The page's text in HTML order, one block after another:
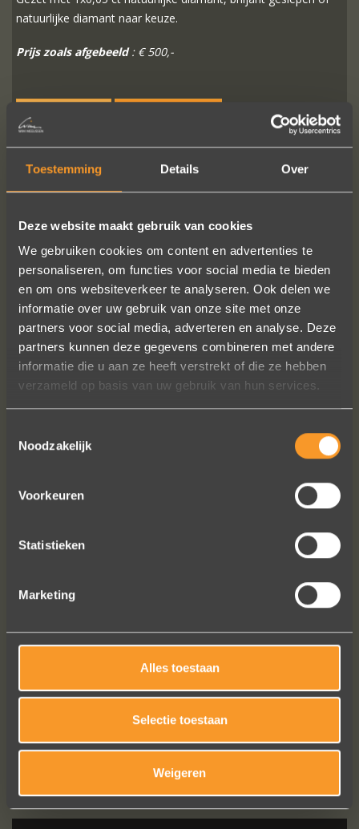
Toestemming Details Over
Deze website maakt gebruik van cookies
We gebruiken cookies om content en advertenties te
personaliseren, om functies voor social media te bieden
en om ons websiteverkeer te analyseren. Ook delen we
informatie over uw gebruik van onze site met onze
partners voor social media, adverteren en analyse. Deze
partners kunnen deze gegevens combineren met andere
informatie die u aan ze heeft verstrekt of die ze hebben
verzameld op basis van uw gebruik van hun services.
Noodzakelijk
Voorkeuren
Statistieken
Marketing
Alles toestaan
Selectie toestaan
Weigeren
natuurlijke diamant naar keuze.
Prijs zoals afgebeeld: € 500,-
MEER INFO
Een droom die uitkomt, de ringen zijn
prachtig afgewerkt, perfecte kwaliteit.